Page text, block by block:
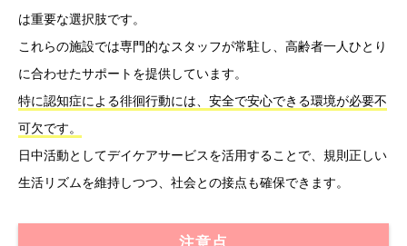
は重要な選択肢です。
これらの施設では専門的なスタッフが常駐し、高齢者一人ひとり
に合わせたサポートを提供しています。
特に認知症による徘徊行動には、安全で安心できる環境が必要不
可欠です。
日中活動としてデイケアサービスを活用することで、規則正しい
生活リズムを維持しつつ、社会との接点も確保できます。